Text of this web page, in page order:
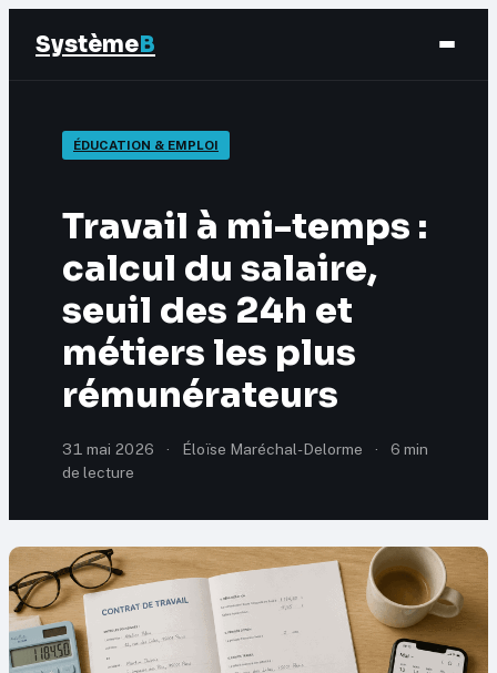
SystèmeB
Finance
Éducation & Emploi
Marketing
ÉDUCATION & EMPLOI
Travail à mi-temps :
calcul du salaire,
seuil des 24h et
métiers les plus
rémunérateurs
31 mai 2026 · Éloïse Maréchal-Delorme ·
6 min
de lecture